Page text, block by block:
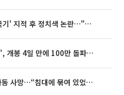
김희철, '뒤집힌 태극기' 지적 후 정치색 논란…"좌우 떠나 우리나라 국기"
놀란 감독 '오디세이', 개봉 4일 만에 100만 돌파⋯'왕사남' 보다 빠르다
천안 교회서 11세 아동 사망…“침대에 묶여 있었다” 진술 확보